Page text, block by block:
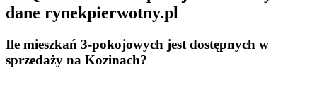
dane rynekpierwotny.pl
Ile mieszkań 3-pokojowych jest dostępnych w
sprzedaży na Kozinach?